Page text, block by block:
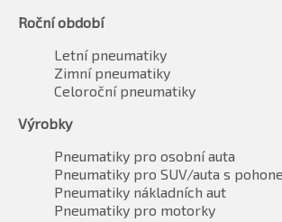
Roční období
Letní pneumatiky
Zimní pneumatiky
Celoroční pneumatiky
Výrobky
Pneumatiky pro osobní auta
Pneumatiky pro SUV/auta s
Pneumatiky nákladních aut
Pneumatiky pro motorky